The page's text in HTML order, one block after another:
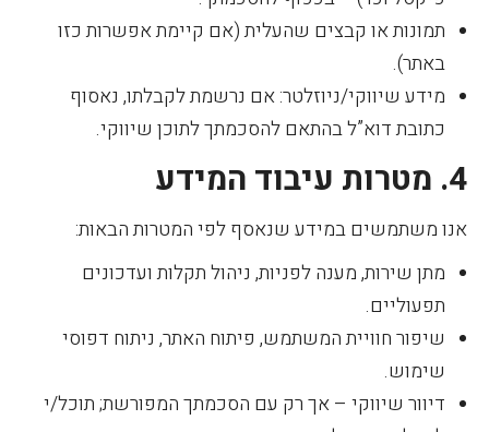
תמונות או קבצים שהעלית (אם קיימת אפשרות כזו
באתר).
מידע שיווקי/ניוזלטר: אם נרשמת לקבלתו, נאסוף
כתובת דוא”ל בהתאם להסכמתך לתוכן שיווקי.
4. מטרות עיבוד המידע
אנו משתמשים במידע שנאסף לפי המטרות הבאות:
מתן שירות, מענה לפניות, ניהול תקלות ועדכונים
תפעוליים.
שיפור חוויית המשתמש, פיתוח האתר, ניתוח דפוסי
שימוש.
דיוור שיווקי – אך רק עם הסכמתך המפורשת; תוכל/י